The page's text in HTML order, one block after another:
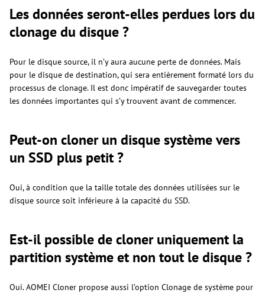
Les données seront-elles perdues lors du
clonage du disque ?
Pour le disque source, il n’y aura aucune perte de données. Mais
pour le disque de destination, qui sera entièrement formaté lors du
processus de clonage. Il est donc impératif de sauvegarder toutes
les données importantes qui s’y trouvent avant de commencer.
Peut-on cloner un disque système vers
un SSD plus petit ?
Oui, à condition que la taille totale des données utilisées sur le
disque source soit inférieure à la capacité du SSD.
Est-il possible de cloner uniquement la
partition système et non tout le disque ?
Oui. AOMEI Cloner propose aussi l’option Clonage de système pour